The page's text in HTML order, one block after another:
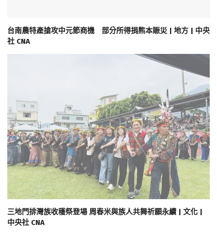
台南農特產搶攻中元節商機 部分所得捐熊本賑災 | 地方 | 中央
社 CNA
三地門排灣族收穫祭登場 周春米與族人共舞祈願永續 | 文化 |
中央社 CNA